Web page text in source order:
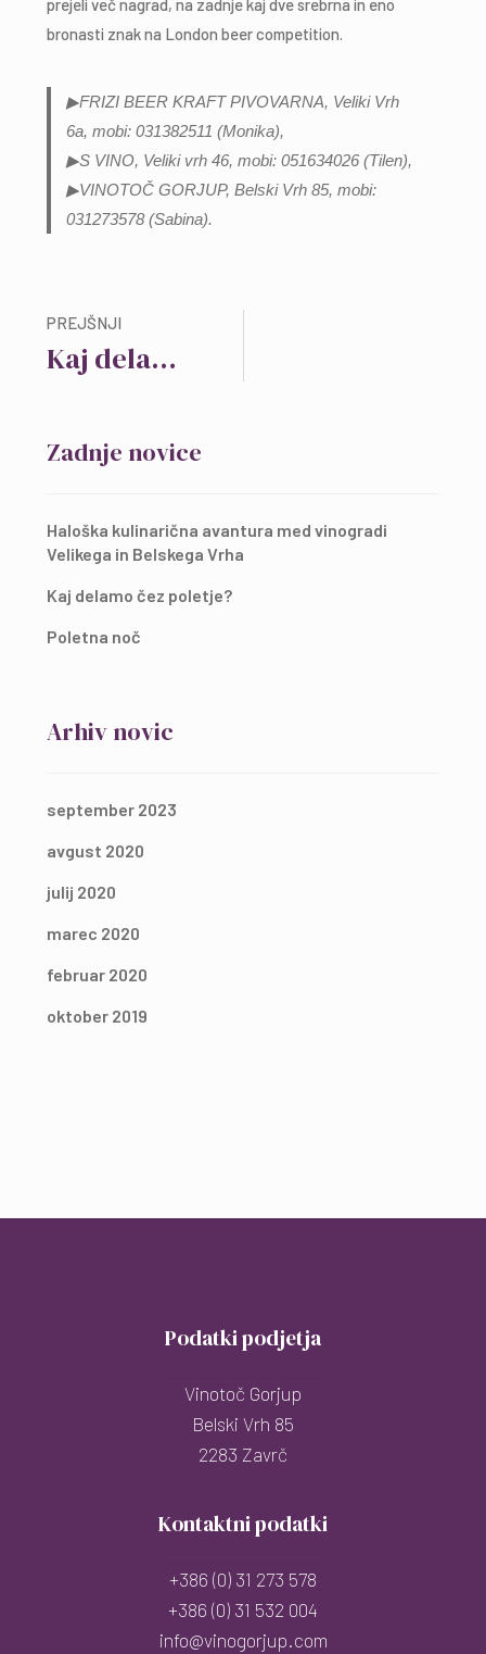
prejeli več nagrad, na zadnje kaj dve srebrna in eno
bronasti znak na London beer competition.
▶FRIZI BEER KRAFT PIVOVARNA, Veliki Vrh
6a, mobi: 031382511 (Monika),
▶S VINO, Veliki vrh 46, mobi: 051634026 (Tilen),
▶VINOTOČ GORJUP, Belski Vrh 85, mobi:
031273578 (Sabina).
PREJŠNJI
Kaj delamo čez poletje?
Zadnje novice
Haloška kulinarična avantura med vinogradi
Velikega in Belskega Vrha
Kaj delamo čez poletje?
Poletna noč
Arhiv novic
september 2023
avgust 2020
julij 2020
marec 2020
februar 2020
oktober 2019
Podatki podjetja
Vinotoč Gorjup
Belski Vrh 85
2283 Zavrč
Kontaktni podatki
+386 (0) 31 273 578
+386 (0) 31 532 004
info@vinogorjup.com